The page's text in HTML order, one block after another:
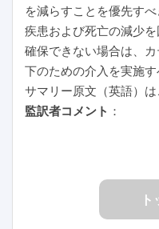
を減らすことを優先す
疾患および死亡の減少
確保できない場合は、
下のための介入を実施す
サマリー原文（英語）は
監訳者コメント ：